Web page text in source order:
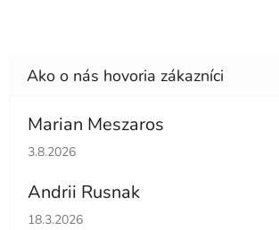
Marian Meszaros
Hodnotenie obchodu je 5 z 5 hviezdičiek.
3.8.2026
Andrii Rusnak
Hodnotenie obchodu je 5 z 5 hviezdičiek.
18.3.2026